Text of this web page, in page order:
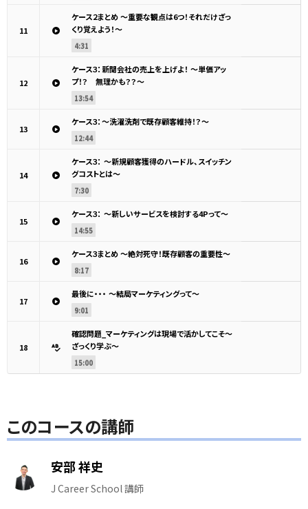
11
ケース２まとめ ～重要な観点は6つ！それだけざっ
くり覚えよう！～
4:31
12
ケース３：新聞会社の売上を上げよ！ ～単価アッ
プ！？ 無理かも？？～
13:54
13
ケース３：～洗濯洗剤で既存顧客維持！？～
12:44
14
ケース３： ～新規顧客獲得のハードル、スイッチン
グコストとは～
7:30
15
ケース３： ～新しいサービスを検討する4Pって～
14:55
16
ケース３まとめ ～絶対死守！既存顧客の重要性～
8:17
17
最後に・・・ ～結局マーケティングって～
9:01
18
確認問題_マーケティングは現場で活かしてこそ～
ざっくり学ぶ～
15:00
このコースの講師
安部 祥史
J Career School 講師